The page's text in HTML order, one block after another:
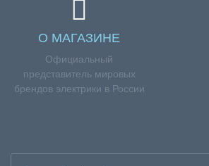
О МАГАЗИНЕ
Официальный
представитель мировых
брендов электрики в России